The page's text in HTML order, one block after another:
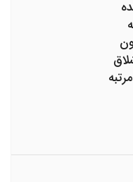
ضربه شلاق